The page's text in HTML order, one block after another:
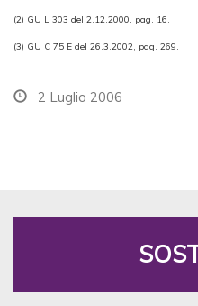
(2) GU L 303 del 2.12.2000, pag. 16.
(3) GU C 75 E del 26.3.2002, pag. 269.
2 Luglio 2006